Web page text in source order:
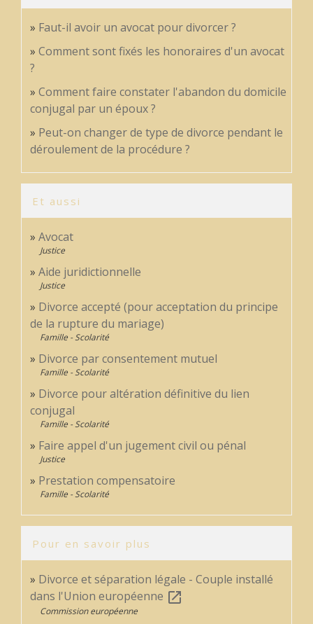
Faut-il avoir un avocat pour divorcer ?
Comment sont fixés les honoraires d'un avocat
?
Comment faire constater l'abandon du domicile
conjugal par un époux ?
Peut-on changer de type de divorce pendant le
déroulement de la procédure ?
Et aussi
Avocat
Justice
Aide juridictionnelle
Justice
Divorce accepté (pour acceptation du principe
de la rupture du mariage)
Famille - Scolarité
Divorce par consentement mutuel
Famille - Scolarité
Divorce pour altération définitive du lien
conjugal
Famille - Scolarité
Faire appel d'un jugement civil ou pénal
Justice
Prestation compensatoire
Famille - Scolarité
Pour en savoir plus
Divorce et séparation légale - Couple installé
dans l'Union européenne open_in_new
Commission européenne